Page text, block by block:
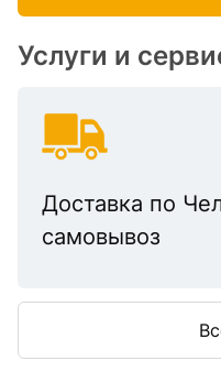
Цвет внешнего покрытия
Услуги и
Доставка по
самовывоз